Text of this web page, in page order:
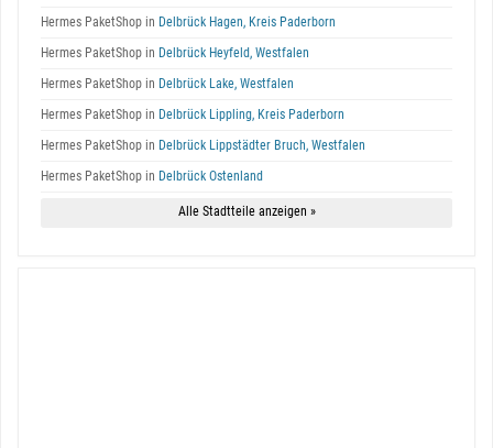
Hermes PaketShop in Delbrück Hagen, Kreis Paderborn
Hermes PaketShop in Delbrück Heyfeld, Westfalen
Hermes PaketShop in Delbrück Lake, Westfalen
Hermes PaketShop in Delbrück Lippling, Kreis Paderborn
Hermes PaketShop in Delbrück Lippstädter Bruch, Westfalen
Hermes PaketShop in Delbrück Ostenland
Alle Stadtteile anzeigen »